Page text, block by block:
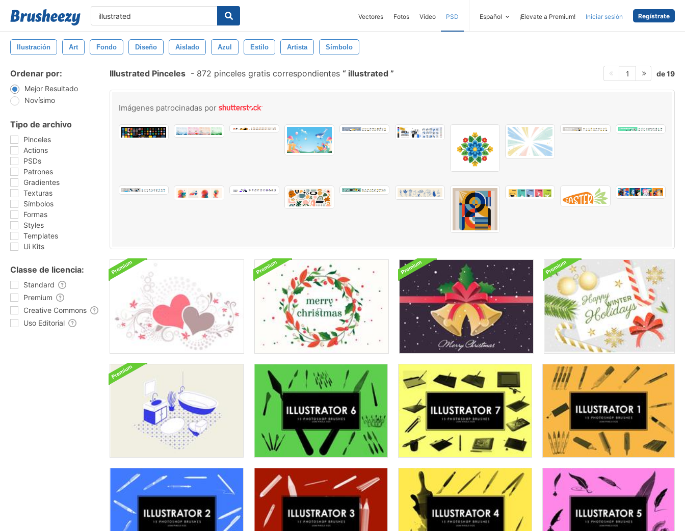
Vectores Fotos Vídeo PSD Español ¡Elevate a Premium! Iniciar sesión Regístrate
Ilustración Art Fondo Diseño Aislado Azul Estilo Artista Símbolo
Ordenar por:
Mejor Resultado
Novísimo
Tipo de archivo
Pinceles
Actions
PSDs
Patrones
Gradientes
Texturas
Símbolos
Formas
Styles
Templates
Ui Kits
Classe de licencia:
Standard
Premium
Creative Commons
Uso Editorial
Illustrated Pinceles - 872 pinceles gratis correspondientes illustrated 1 de 19
Imágenes patrocinadas por